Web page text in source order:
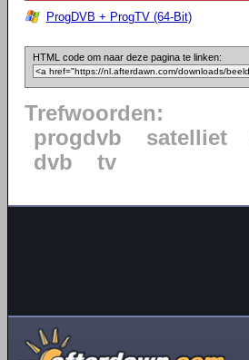
ProgDVB + ProgTV (64-Bit)
HTML code om naar deze pagina te linken:
Trefwoorden:
progdvb
satelliet
dvb
tv